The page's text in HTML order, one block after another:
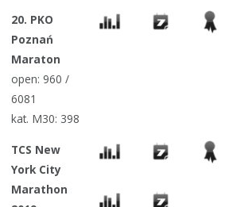
20. PKO
Poznań
Maraton
open: 960 /
6081
kat. M30: 398
TCS New
York City
Marathon